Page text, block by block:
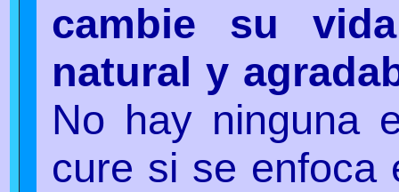
cambie su
natural y
No hay ninguna
cure si se enfoca